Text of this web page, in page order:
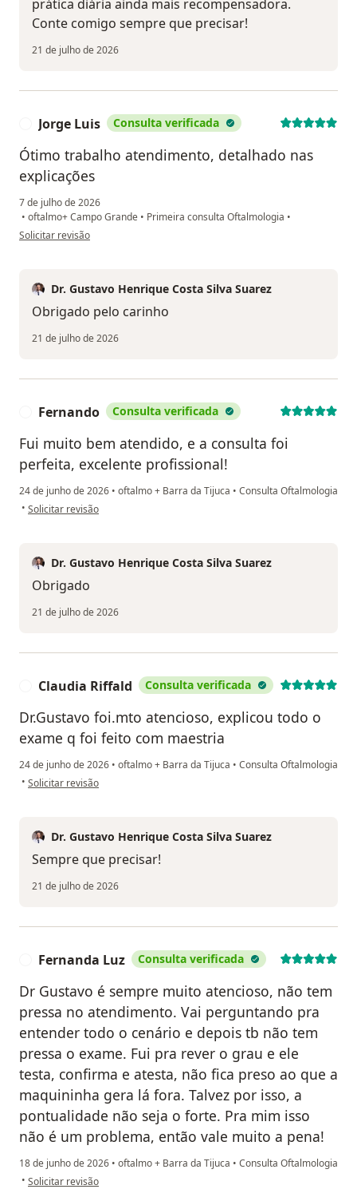
prática diária ainda mais recompensadora.
Conte comigo sempre que precisar!
21 de julho de 2026
Jorge Luis Consulta verificada
Ótimo trabalho atendimento, detalhado nas
explicações
7 de julho de 2026
• oftalmo+ Campo Grande • Primeira consulta Oftalmologia •
na opinião do utilizador Jorge Luis
Solicitar revisão
Dr. Gustavo Henrique Costa Silva Suarez
Obrigado pelo carinho
21 de julho de 2026
Fernando Consulta verificada
Fui muito bem atendido, e a consulta foi
perfeita, excelente profissional!
24 de junho de 2026 • oftalmo + Barra da Tijuca • Consulta Oftalmologia
• na opinião do utilizador Fernando
Solicitar revisão
Dr. Gustavo Henrique Costa Silva Suarez
Obrigado
21 de julho de 2026
Claudia Riffald Consulta verificada
Dr.Gustavo foi.mto atencioso, explicou todo o
exame q foi feito com maestria
24 de junho de 2026 • oftalmo + Barra da Tijuca • Consulta Oftalmologia
• na opinião do utilizador Claudia Riffald
Solicitar revisão
Dr. Gustavo Henrique Costa Silva Suarez
Sempre que precisar!
21 de julho de 2026
Fernanda Luz Consulta verificada
Dr Gustavo é sempre muito atencioso, não tem
pressa no atendimento. Vai perguntando pra
entender todo o cenário e depois tb não tem
pressa o exame. Fui pra rever o grau e ele
testa, confirma e atesta, não fica preso ao que a
maquininha gera lá fora. Talvez por isso, a
pontualidade não seja o forte. Pra mim isso
não é um problema, então vale muito a pena!
18 de junho de 2026 • oftalmo + Barra da Tijuca • Consulta Oftalmologia
• na opinião do utilizador Fernanda Luz
Solicitar revisão